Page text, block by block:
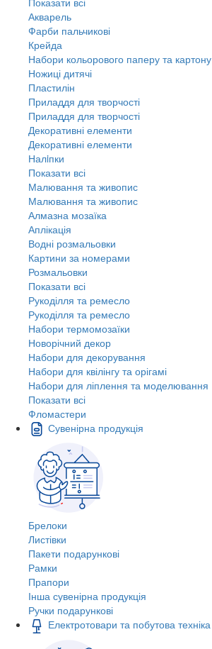
Акварель
Фарби пальчикові
Крейда
Набори кольорового паперу та картону
Ножиці дитячі
Пластилін
Приладдя для творчості
Приладдя для творчості
Декоративні елементи
Декоративні елементи
Налiпки
Показати всі
Малювання та живопис
Малювання та живопис
Алмазна мозаїка
Аплікація
Водні розмальовки
Картини за номерами
Розмальовки
Показати всі
Рукоділля та ремесло
Рукоділля та ремесло
Набори термомозаїки
Новорічний декор
Набори для декорування
Набори для квілінгу та орігамі
Набори для ліплення та моделювання
Показати всі
Фломастери
Сувенірна продукція
Брелоки
Листівки
Пакети подарункові
Рамки
Прапори
Інша сувенірна продукція
Ручки подарункові
Електротовари та побутова техніка